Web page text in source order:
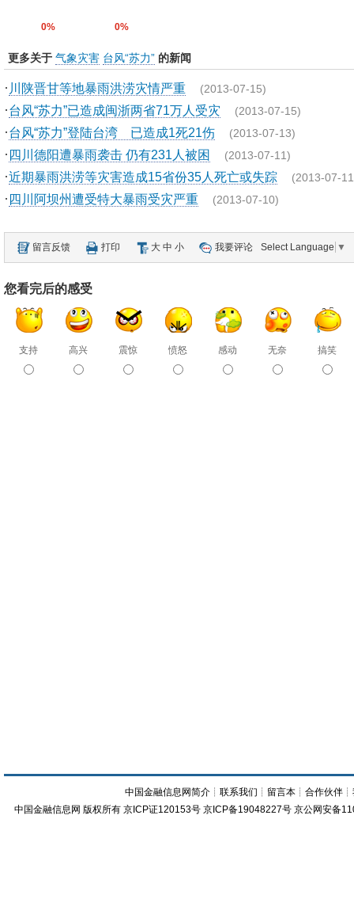
0% 0%
更多关于 气象灾害 台风“苏力” 的新闻
· 川陕晋甘等地暴雨洪涝灾情严重 (2013-07-15)
·台风“苏力”已造成闽浙两省71万人受灾 (2013-07-15)
·台风“苏力”登陆台湾 已造成1死21伤 (2013-07-13)
· 四川德阳遭暴雨袭击 仍有231人被困 (2013-07-11)
·近期暴雨洪涝等灾害造成15省份35人死亡或失踪 (2013-07-
· 四川阿坝州遭受特大暴雨受灾严重 (2013-07-10)
留言反馈 打印 大 中 小 我要评论 Select Language ▼
您看完后的感受
支持 高兴 震惊 愤怒 感动 无奈 搞笑
中国金融信息网简介 ┊联系我们 ┊ 留言本 ┊合作伙伴 ┊
中国金融信息网 版权所有 京ICP证120153号 京ICP备19048227号 京公网安备